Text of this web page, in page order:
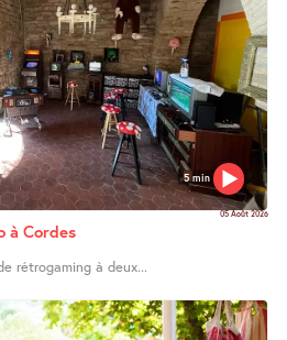
5 min
05 Août 2026
à Cordes
rétrogaming à deux...